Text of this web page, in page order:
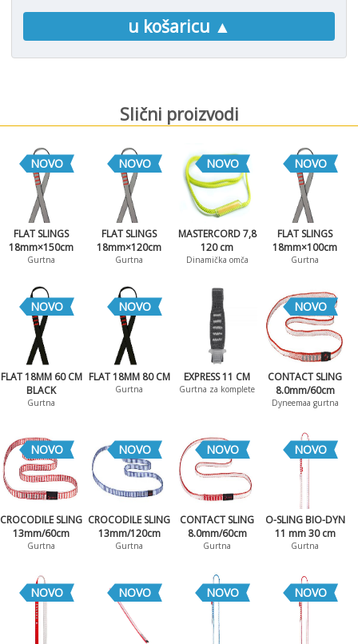
u košaricu ▲
Slični proizvodi
NOVO
FLAT SLINGS
18mm×150cm
Gurtna
NOVO
FLAT SLINGS
18mm×120cm
Gurtna
NOVO
MASTERCORD 7,8
120 cm
Dinamička omča
NOVO
FLAT SLINGS
18mm×100cm
Gurtna
NOVO
FLAT 18MM 60 CM
BLACK
Gurtna
NOVO
FLAT 18MM 80 CM
Gurtna
EXPRESS 11 CM
Gurtna za komplete
NOVO
CONTACT SLING
8.0mm/60cm
Dyneemaa gurtna
NOVO
CROCODILE SLING
13mm/60cm
Gurtna
NOVO
CROCODILE SLING
13mm/120cm
Gurtna
NOVO
CONTACT SLING
8.0mm/60cm
Gurtna
NOVO
O-SLING BIO-DYN
11 mm 30 cm
Gurtna
NOVO NOVO NOVO NOVO